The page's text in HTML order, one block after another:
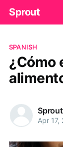
Sprout
SPANISH
¿Cómo
Apr 17,